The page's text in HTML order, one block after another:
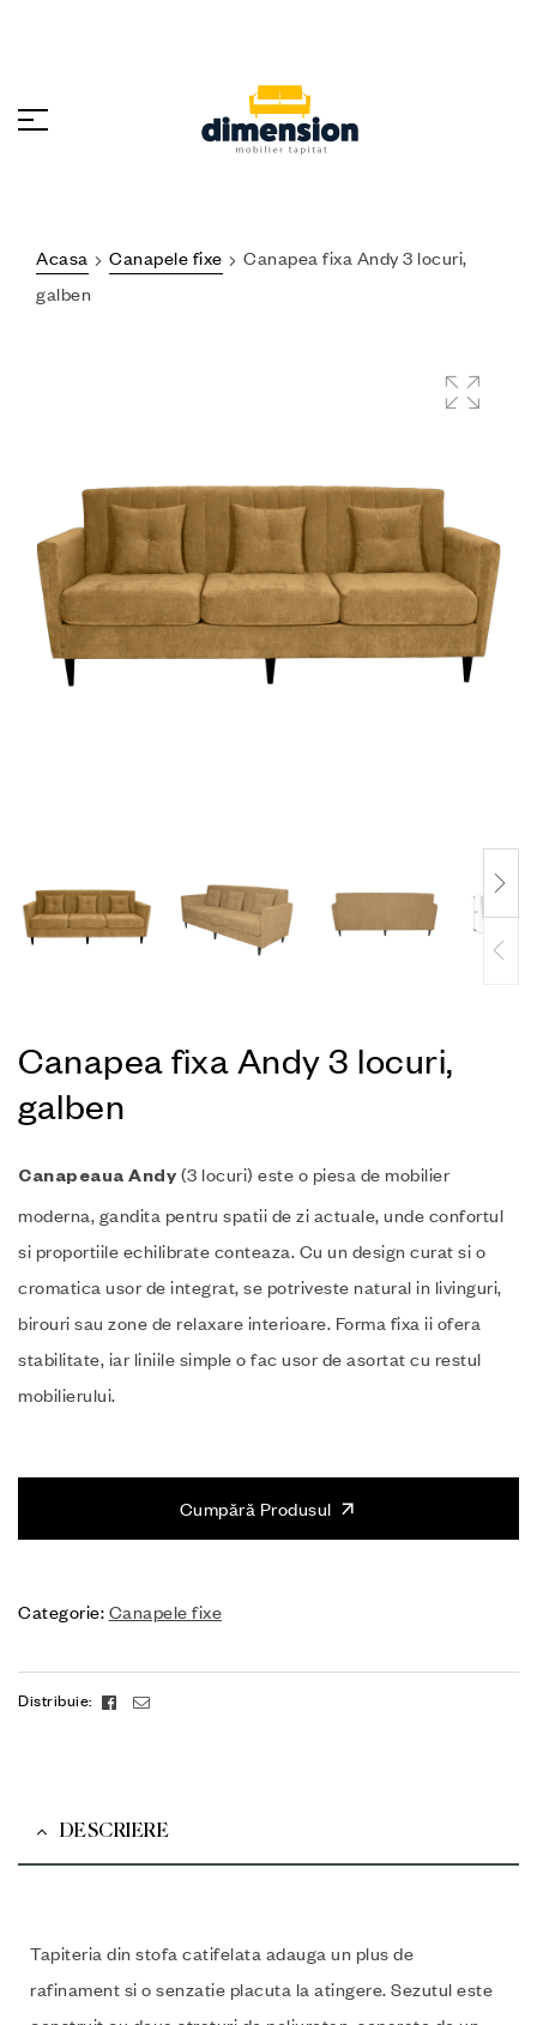
Acasa Canapele fixe
Canapea fixa Andy 3 locuri,
galben
Canapea fixa Andy 3 locuri,
galben
Canapeaua Andy (3 locuri) este o piesa de mobilier
moderna, gandita pentru spatii de zi actuale, unde confortul
si proportiile echilibrate conteaza. Cu un design curat si o
cromatica usor de integrat, se potriveste natural in livinguri,
birouri sau zone de relaxare interioare. Forma fixa ii ofera
stabilitate, iar liniile simple o fac usor de asortat cu restul
mobilierului.
Cumpără Produsul
Categorie: Canapele fixe
Distribuie: Facebook
Email
DESCRIERE
Tapiteria din stofa catifelata adauga un plus de
rafinament si o senzatie placuta la atingere. Sezutul este